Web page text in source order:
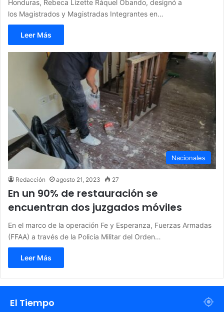
Honduras, Rebeca Lizette Ráquel Obando, designó a
los Magistrados y Magistradas Integrantes en…
Leer Más
Nacionales
Redacción agosto 21, 2023 27
En un 90% de restauración se
encuentran dos juzgados móviles
En el marco de la operación Fe y Esperanza, Fuerzas Armadas
(FFAA) a través de la Policía Militar del Orden…
Leer Más
El Tiempo